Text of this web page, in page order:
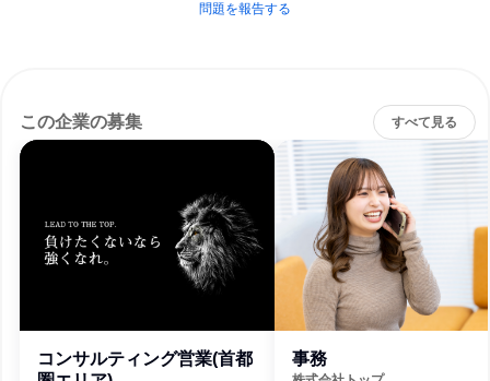
問題を報告する
この企業の募集 すべて見る
コンサルティング営業(首都
事務